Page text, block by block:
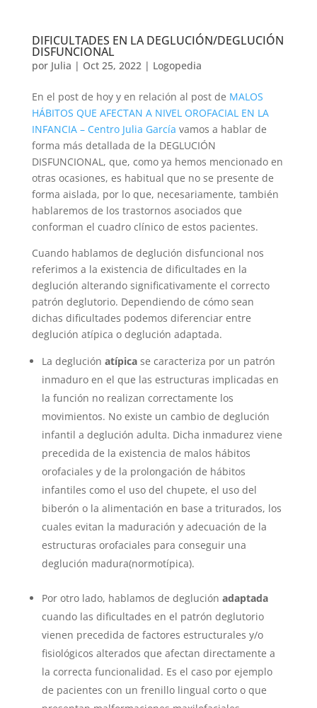
DIFICULTADES EN LA DEGLUCIÓN/DEGLUCIÓN
DISFUNCIONAL
por Julia | Oct 25, 2022| Logopedia
En el post de hoy y en relación al post de MALOS
HÁBITOS QUE AFECTAN A NIVEL OROFACIAL EN LA
INFANCIA – Centro Julia García vamos a hablar de
forma más detallada de la DEGLUCIÓN
DISFUNCIONAL, que, como ya hemos mencionado en
otras ocasiones, es habitual que no se presente de
forma aislada, por lo que, necesariamente, también
hablaremos de los trastornos asociados que
conforman el cuadro clínico de estos pacientes.
Cuando hablamos de deglución disfuncional nos
referimos a la existencia de dificultades en la
deglución alterando significativamente el correcto
patrón deglutorio. Dependiendo de cómo sean
dichas dificultades podemos diferenciar entre
deglución atípica o deglución adaptada.
La deglución atípica se caracteriza por un patrón
inmaduro en el que las estructuras implicadas en
la función no realizan correctamente los
movimientos. No existe un cambio de deglución
infantil a deglución adulta. Dicha inmadurez viene
precedida de la existencia de malos hábitos
orofaciales y de la prolongación de hábitos
infantiles como el uso del chupete, el uso del
biberón o la alimentación en base a triturados, los
cuales evitan la maduración y adecuación de la
estructuras orofaciales para conseguir una
deglución madura(normotípica).
Por otro lado, hablamos de deglución adaptada
cuando las dificultades en el patrón deglutorio
vienen precedida de factores estructurales y/o
fisiológicos alterados que afectan directamente a
la correcta funcionalidad. Es el caso por ejemplo
de pacientes con un frenillo lingual corto o que